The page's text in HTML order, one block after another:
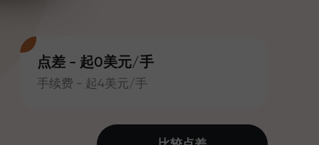
点差 - 起0美元/手
手续费 - 起4美元/手